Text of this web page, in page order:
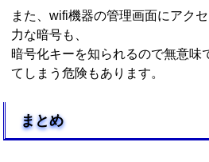
また、wifi機器の管理画面にアク
力な暗号も、
暗号化キーを知られるので無意味
てしまう危険もあります。
まとめ